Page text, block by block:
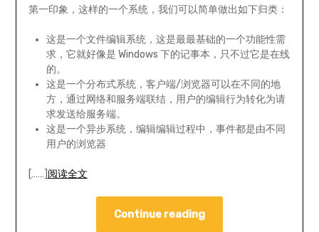
第一印象，这样的一个系统，我们可以简单做出如下归类：
这是一个文件编辑系统，这是最最基础的一个功能性需
求，它就好像是 Windows 下的记事本，只不过它是在线
的。
这是一个分布式系统，客户端/浏览器可以在不同的地
方，通过网络和服务端联结，用户的编辑行为转化为请
求发送给服务端。
这是一个异步系统，编辑编辑过程中，事件都是由不同
用户的浏览器
[……] 阅读全文
Continue reading